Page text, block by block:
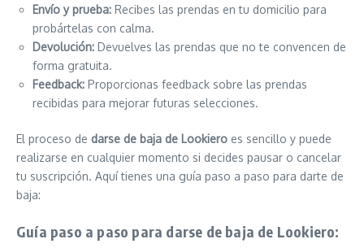
Envío y prueba: Recibes las prendas en tu domicilio para
probártelas con calma.
Devolución: Devuelves las prendas que no te convencen de
forma gratuita.
Feedback: Proporcionas feedback sobre las prendas
recibidas para mejorar futuras selecciones.
El proceso de darse de baja de Lookiero es sencillo y puede
realizarse en cualquier momento si decides pausar o cancelar
tu suscripción. Aquí tienes una guía paso a paso para darte de
baja:
Guía paso a paso para darse de baja de Lookiero: